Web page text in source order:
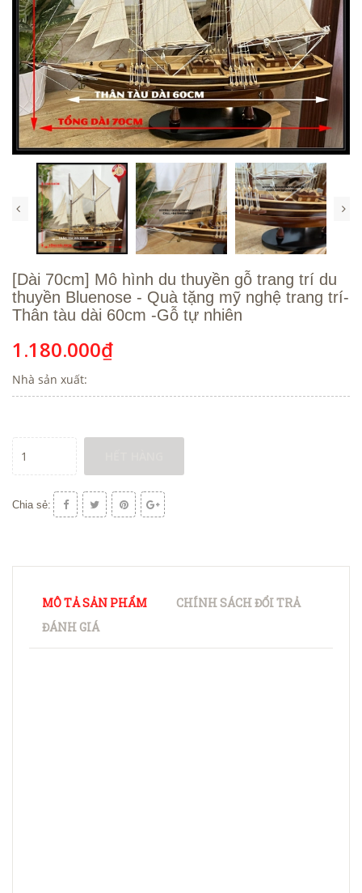
[Dài 70cm] Mô hình du thuyền gỗ trang trí du
thuyền Bluenose - Quà tặng mỹ nghệ trang trí-
Thân tàu dài 60cm -Gỗ tự nhiên
1.180.000₫
Nhà sản xuất:
Chia sẻ:
MÔ TẢ SẢN PHẨM
CHÍNH SÁCH ĐỔI TRẢ
ĐÁNH GIÁ